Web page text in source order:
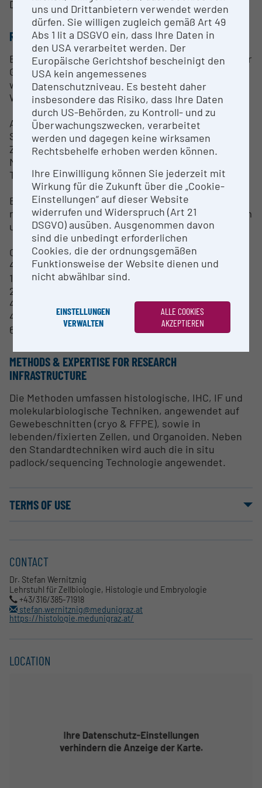
Dr. Stefan Wernitznig
RESEARCH SERVICES
Es können lebende und fixierte Zellen, sowie kleiner
Gewebestücke und Gewebeschnitte untersucht
werden. Es ist möglich Proben auf Objektträgern,
Well-Plates und Petrischalen anzuschauen.
Aufnahmemöglichkeiten mittels eines Resonant-
Scanner oder Galvano-Scanner:
Z-Stack
Multi-Area
Time-laps
Es stehen folgende Laserlinien zur Verfügung: 405
nm, 445 nm, 488 nm, 514 nm, 561 nm, 594 nm, 640 nm
und 730 nm.
Objektive:
4x,
10x,
20x (WD 0,6 mm),
40x (trocken, WD 0,18 mm, NA 0,95),
40x (Silikonimmersion, WD 0,3 mm, NA 1,25),
60x (Ölimmersion, WD 0,15, NA 1,42)
METHODS & EXPERTISE FOR RESEARCH
INFRASTRUCTURE
Die Methoden umfassen histologische, IHC, IF und
molekularbiologische Techniken, angewendet auf
Gewebeschnitten (cryo & FFPE), sowie in
lebenden/fixierten Zellen, und Organoiden. Neben
den Standardtechniken wird auch die in situ
padlock/sequencing Technologie angewendet.
TERMS OF USE
CONTACT
Dr. Stefan Wernitznig
Lehrstuhl für Zellbiologie, Histologie und Embryologie
+43/316/385-71918
stefan.wernitznig@medunigraz.at
https://histologie.medunigraz.at/
LOCATION
uns und Drittanbietern verwendet werden
dürfen. Sie willigen zugleich gemäß Art 49
Abs 1 lit a DSGVO ein, dass Ihre Daten in
den USA verarbeitet werden. Der
Europäische Gerichtshof bescheinigt den
USA kein angemessenes
Datenschutzniveau. Es besteht daher
insbesondere das Risiko, dass Ihre Daten
durch US-Behörden, zu Kontroll- und zu
Überwachungszwecken, verarbeitet
werden und dagegen keine wirksamen
Rechtsbehelfe erhoben werden können.
Ihre Einwilligung können Sie jederzeit mit
Wirkung für die Zukunft über die „Cookie-
Einstellungen“ auf dieser Website
widerrufen und Widerspruch (Art 21
DSGVO) ausüben. Ausgenommen davon
sind die unbedingt erforderlichen
Cookies, die der ordnungsgemäßen
Funktionsweise der Website dienen und
nicht abwählbar sind.
EINSTELLUNGEN
VERWALTEN
ALLE COOKIES
AKZEPTIEREN